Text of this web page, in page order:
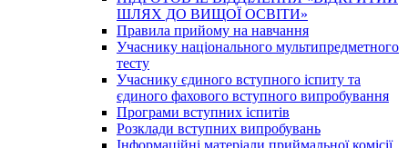
ШЛЯХ ДО ВИЩОЇ ОСВІТИ»
Правила прийому на навчання
Учаснику національного мультипредметного
тесту
Учаснику єдиного вступного іспиту та
єдиного фахового вступного випробування
Програми вступних іспитів
Розклади вступних випробувань
Інформаційні матеріали приймальної комісії